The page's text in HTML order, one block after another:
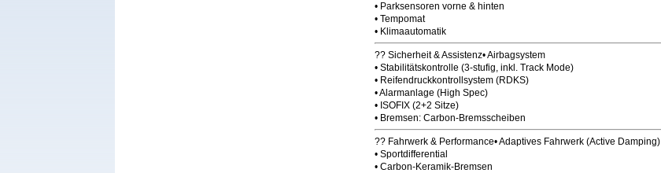
• Parksensoren vorne & hinten
• Tempomat
• Klimaautomatik
?? Sicherheit & Assistenz• Airbagsystem
• Stabilitätskontrolle (3-stufig, inkl. Track Mode)
• Reifendruckkontrollsystem (RDKS)
• Alarmanlage (High Spec)
• ISOFIX (2+2 Sitze)
• Bremsen: Carbon-Bremsscheiben
?? Fahrwerk & Performance• Adaptives Fahrwerk (Active Damping)
• Sportdifferential
• Carbon-Keramik-Bremsen